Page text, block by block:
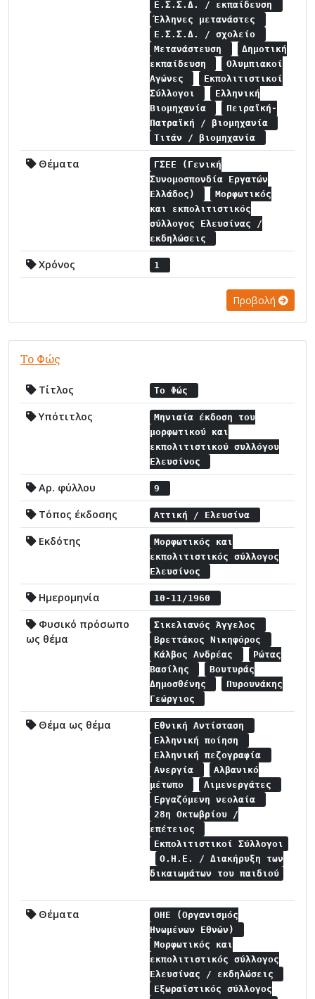
Ε.Σ.Σ.Δ. / εκπαίδευση
Έλληνες μετανάστες
Ε.Σ.Σ.Δ. / σχολείο
Μετανάστευση
Δημοτική
εκπαίδευση
Ολυμπιακοί
Αγώνες
Εκπολιτιστικοί
Σύλλογοι
Ελληνική
Βιομηχανία
Πειραϊκή-
Πατραϊκή / βιομηχανία
Τιτάν / βιομηχανία
Θέματα
ΓΣΕΕ (Γενική
Συνομοσπονδία Εργατών
Ελλάδος)
Μορφωτικός
και εκπολιτιστικός
σύλλογος Ελευσίνας /
εκδηλώσεις
Χρόνος 1
Προβολή
Το Φώς
Τίτλος Το Φώς
Υπότιτλος
Μηνιαία έκδοση του
μορφωτικού και
εκπολιτιστικού συλλόγου
Ελευσίνος
Αρ. φύλλου 9
Τόπος έκδοσης Αττική / Ελευσίνα
Εκδότης
Μορφωτικός και
εκπολιτιστικός σύλλογος
Ελευσίνος
Ημερομηνία 10-11/1960
Φυσικό πρόσωπο
ως θέμα
Σικελιανός Άγγελος
Βρεττάκος Νικηφόρος
Κάλβος Ανδρέας
Ρώτας
Βασίλης
Βουτυράς
Δημοσθένης
Πυρουνάκης
Γεώργιος
Θέμα ως θέμα
Εθνική Αντίσταση
Ελληνική ποίηση
Ελληνική πεζογραφία
Ανεργία
Αλβανικό
μέτωπο
Λιμενεργάτες
Εργαζόμενη νεολαία
28η Οκτωβρίου /
επέτειος
Εκπολιτιστικοί Σύλλογοι
Ο.Η.Ε. / Διακήρυξη των
δικαιωμάτων του παιδιού
Θέματα
ΟΗΕ (Οργανισμός
Ηνωμένων Εθνών)
Μορφωτικός και
εκπολιτιστικός σύλλογος
Ελευσίνας / εκδηλώσεις
Εξωραϊστικός σύλλογος